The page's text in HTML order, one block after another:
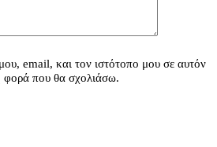
email, και τον ιστότοπο μου σε αυτόν
φορά που θα σχολιάσω.